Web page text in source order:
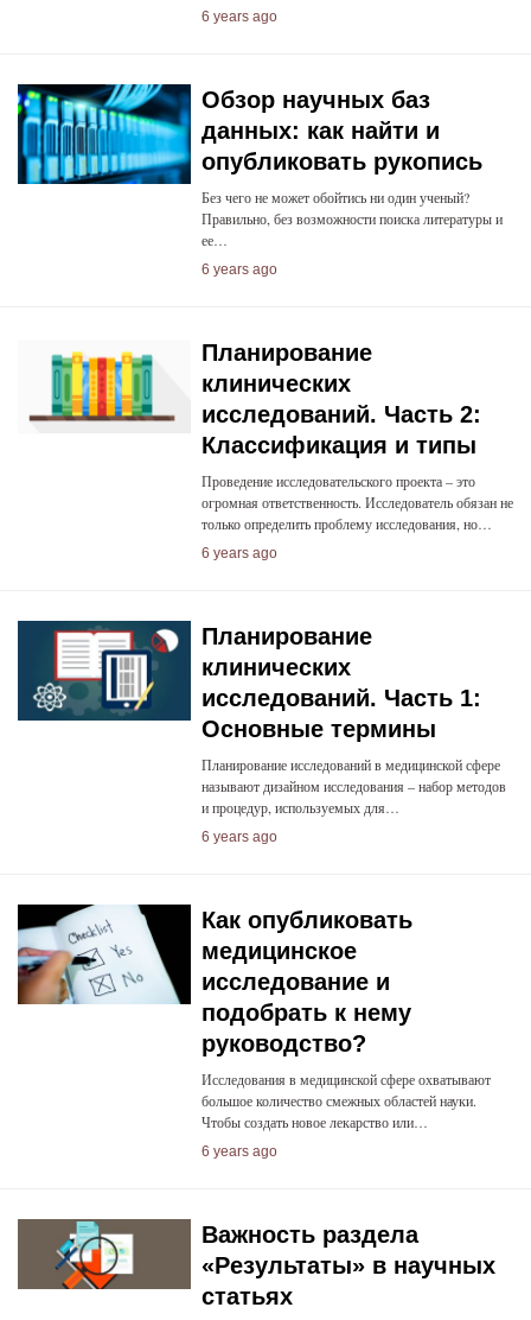
6 years ago
Обзор научных баз
данных: как найти и
опубликовать рукопись
Без чего не может обойтись ни один ученый?
Правильно, без возможности поиска литературы и
ее…
6 years ago
Планирование
клинических
исследований. Часть 2:
Классификация и типы
Проведение исследовательского проекта – это
огромная ответственность. Исследователь обязан не
только определить проблему исследования, но…
6 years ago
Планирование
клинических
исследований. Часть 1:
Основные термины
Планирование исследований в медицинской сфере
называют дизайном исследования – набор методов
и процедур, используемых для…
6 years ago
Как опубликовать
медицинское
исследование и
подобрать к нему
руководство?
Исследования в медицинской сфере охватывают
большое количество смежных областей науки.
Чтобы создать новое лекарство или…
6 years ago
Важность раздела
«Результаты» в научных
статьях